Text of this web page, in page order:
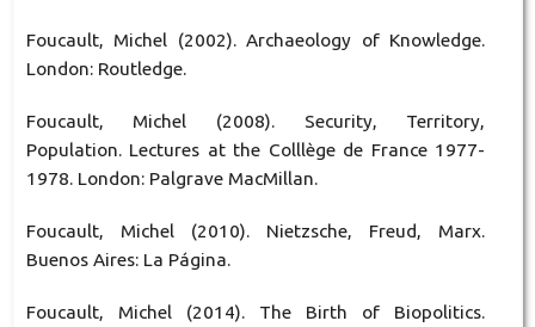
Foucault, Michel (2002). Archaeology of Knowledge.
London: Routledge.
Foucault, Michel (2008). Security, Territory,
Population. Lectures at the Colllège de France 1977-
1978. London: Palgrave MacMillan.
Foucault, Michel (2010). Nietzsche, Freud, Marx.
Buenos Aires: La Página.
Foucault, Michel (2014). The Birth of Biopolitics.